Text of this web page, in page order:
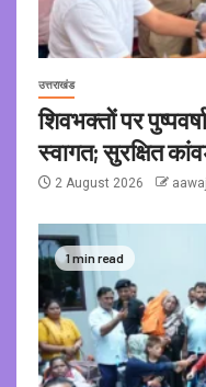
उत्तराखंड
शिवभक्तों पर
स्वागत; सुरक्षित
2 August 2026
1 min read